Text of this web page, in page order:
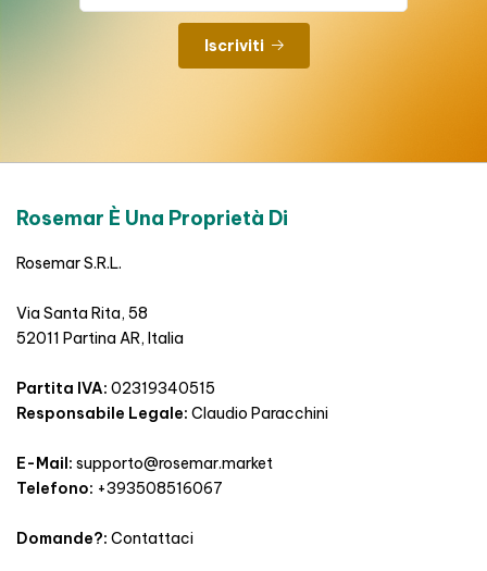
Iscriviti
Rosemar È Una Proprietà Di
Rosemar S.R.L.
Via Santa Rita, 58
52011 Partina AR, Italia
Partita IVA: 02319340515
Responsabile Legale: Claudio Paracchini
E-Mail: supporto@rosemar.market
Telefono: +393508516067
Domande?: Contattaci